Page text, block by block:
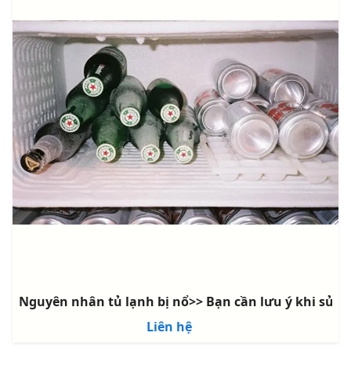
phục
Nguyên nhân tủ lạnh bị nổ>> Bạn cần lưu ý khi sử
Liên hệ